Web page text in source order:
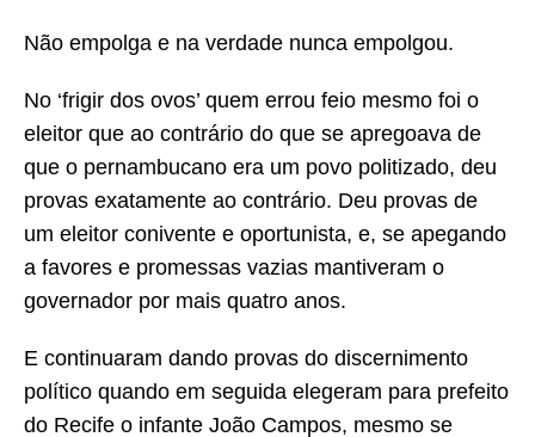
Não empolga e na verdade nunca empolgou.
No ‘frigir dos ovos’ quem errou feio mesmo foi o
eleitor que ao contrário do que se apregoava de
que o pernambucano era um povo politizado, deu
provas exatamente ao contrário. Deu provas de
um eleitor conivente e oportunista, e, se apegando
a favores e promessas vazias mantiveram o
governador por mais quatro anos.
E continuaram dando provas do discernimento
político quando em seguida elegeram para prefeito
do Recife o infante João Campos, mesmo se